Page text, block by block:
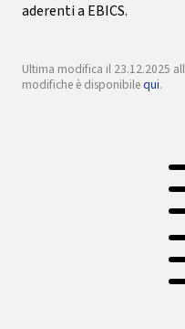
aderenti a EBICS.
Ultima modifica il 23.12.2025
modifiche è disponibilequi.